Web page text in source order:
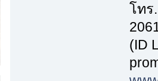
โทร
(ID